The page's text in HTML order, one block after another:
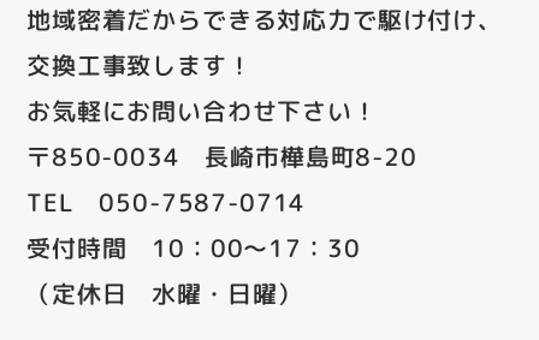
地域密着だからできる対応力で駆け付け、
交換工事致します！
お気軽にお問い合わせ下さい！
〒850-0034 長崎市樺島町8-20
TEL 050-7587-0714
受付時間 10：00～17：30
（定休日 水曜・日曜）